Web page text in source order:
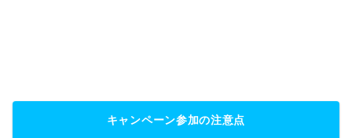
キャンペーン参加の注意点